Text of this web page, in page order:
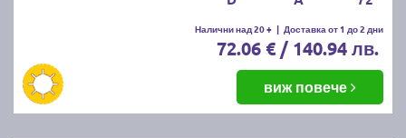
Налични над 20 + | Доставка от 1 до 2 дни
72.06 € / 140.94 лв.
виж повече